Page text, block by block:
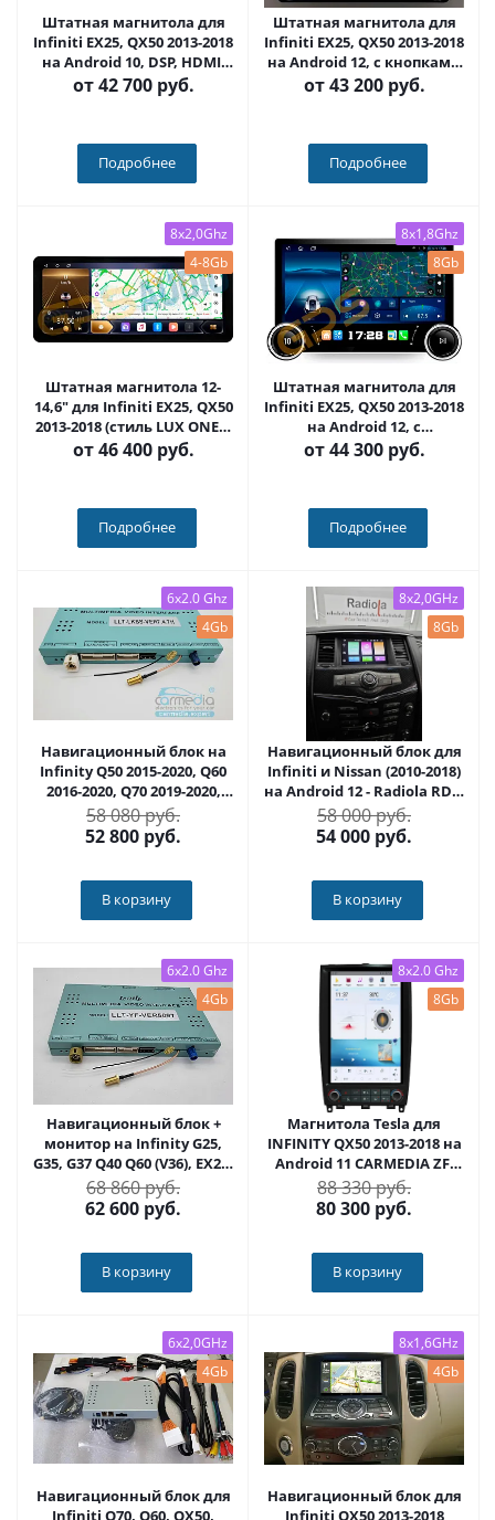
Штатная магнитола для
Infiniti EX25, QX50 2013-2018
на Android 10, DSP, HDMI,
Интерьерная подсветка -
Carmedia KP-9250-FW-D
от42 700 руб.
Подробнее
Штатная магнитола для
Infiniti EX25, QX50 2013-2018
на Android 12, с кнопками
(серые или черные) QLED -
Carmedia KP-9250-FW+KP-
от43 200 руб.
Подробнее
8x2,0Ghz
4-8Gb
Штатная магнитола 12-
14,6" для Infiniti EX25, QX50
2013-2018 (стиль LUX ONE) -
Carmedia KP-9250-FW
от46 400 руб.
Подробнее
8x1,8Ghz
8Gb
Штатная магнитола для
Infiniti EX25, QX50 2013-2018
на Android 12, с
крутилками 10 / 11
дюймов QLED 2K -
DKN
от44 300 руб.
Подробнее
6x2.0 Ghz
4Gb
Навигационный блок на
Infinity Q50 2015-2020, Q60
2016-2020, Q70 2019-2020,
QX50 2018-2020, QX60 2017-
2019, QX80, QX56 2017-2019
на Android 9.0 - Carmedia
58 080 руб.
52 800 руб.
В корзину
8x2,0GHz
8Gb
Навигационный блок для
Infiniti и Nissan (2010-2018)
на Android 12 - Radiola RDL-
it08
58 000 руб.
54 000 руб.
В корзину
6x2.0 Ghz
4Gb
Навигационный блок +
монитор на Infinity G25,
G35, G37 Q40 Q60 (V36), EX25,
EX35, EX37, QX50 (J50) 2010-
2016 на Android 9.0 -
Carmedia YF-5097
68 860 руб.
62 600 руб.
В корзину
8x2.0 Ghz
8Gb
Магнитола Tesla для
INFINITY QX50 2013-2018 на
Android 11 CARMEDIA ZF-
1250-Q6
88 330 руб.
80 300 руб.
В корзину
6x2,0GHz
4Gb
Навигационный блок для
Infiniti Q70, Q60, QX50,
8x1,6GHz
4Gb
Навигационный блок для
Infiniti QX50 2013-2018